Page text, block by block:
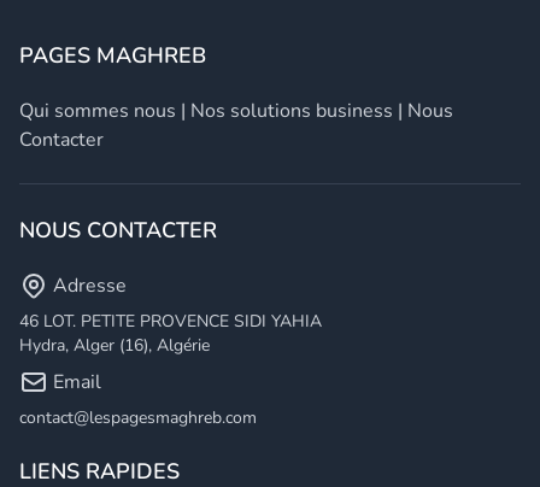
PAGES MAGHREB
Qui sommes nous | Nos solutions business | Nous
Contacter
NOUS CONTACTER
Adresse
46 LOT. PETITE PROVENCE SIDI YAHIA
Hydra, Alger (16), Algérie
Email
contact@lespagesmaghreb.com
LIENS RAPIDES